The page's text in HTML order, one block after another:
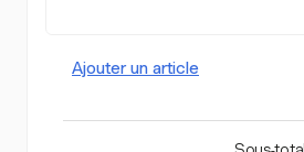
Ajouter un article